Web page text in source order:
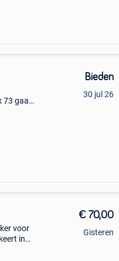
73 gaat
Bieden
30 jul 26
voor
in
€ 70,00
Gisteren